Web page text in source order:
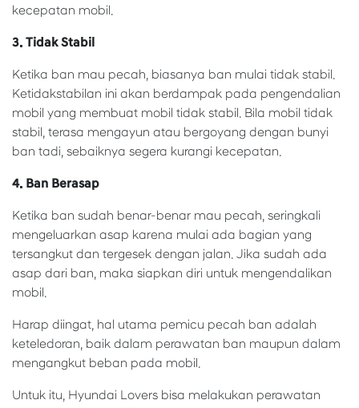
kecepatan mobil.
3. Tidak Stabil
Ketika ban mau pecah, biasanya ban mulai tidak stabil.
Ketidakstabilan ini akan berdampak pada pengendalian
mobil yang membuat mobil tidak stabil. Bila mobil tidak
stabil, terasa mengayun atau bergoyang dengan bunyi
ban tadi, sebaiknya segera kurangi kecepatan.
4. Ban Berasap
Ketika ban sudah benar-benar mau pecah, seringkali
mengeluarkan asap karena mulai ada bagian yang
tersangkut dan tergesek dengan jalan. Jika sudah ada
asap dari ban, maka siapkan diri untuk mengendalikan
mobil.
Harap diingat, hal utama pemicu pecah ban adalah
keteledoran, baik dalam perawatan ban maupun dalam
mengangkut beban pada mobil.
Untuk itu, Hyundai Lovers bisa melakukan perawatan